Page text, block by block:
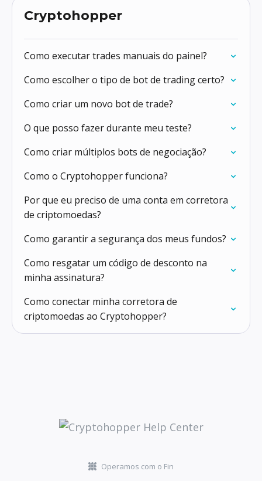
Cryptohopper
Como executar trades manuais do painel?
Como escolher o tipo de bot de trading certo?
Como criar um novo bot de trade?
O que posso fazer durante meu teste?
Como criar múltiplos bots de negociação?
Como o Cryptohopper funciona?
Por que eu preciso de uma conta em corretora
de criptomoedas?
Como garantir a segurança dos meus fundos?
Como resgatar um código de desconto na
minha assinatura?
Como conectar minha corretora de
criptomoedas ao Cryptohopper?
Operamos com o Fin